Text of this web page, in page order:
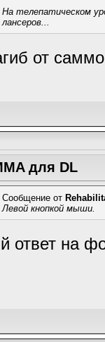
На телепатическом
лансеров...
от
для DL
Сообщение от
Левой кнопкой мыши.
ответ на